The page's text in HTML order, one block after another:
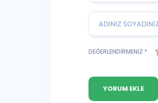
DEĞERLENDİRMENİZ *